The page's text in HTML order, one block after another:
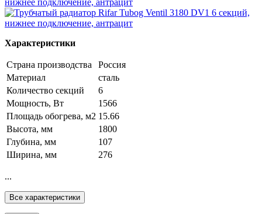
Характеристики
Страна производства
Россия
Материал
сталь
Количество секций
6
Мощность, Вт
1566
Площадь обогрева, м2 15.66
Высота, мм
1800
Глубина, мм
107
Ширина, мм
276
...
Все характеристики